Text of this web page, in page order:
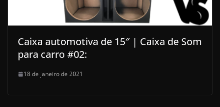
Caixa automotiva de 15″ | Caixa de Som
para carro #02:
18 de janeiro de 2021